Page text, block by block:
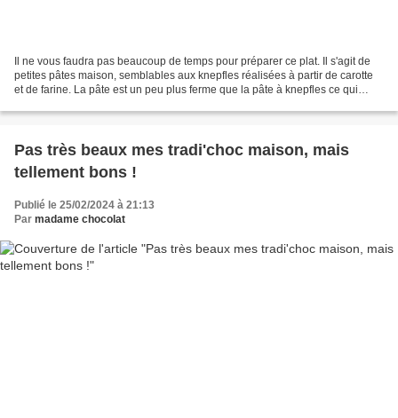
Il ne vous faudra pas beaucoup de temps pour préparer ce plat. Il s'agit de
petites pâtes maison, semblables aux knepfles réalisées à partir de carotte
et de farine. La pâte est un peu plus ferme que la pâte à knepfles ce qui
Pas très beaux mes tradi'choc maison, mais
tellement bons !
Publié le 25/02/2024 à 21:13
Par madame chocolat